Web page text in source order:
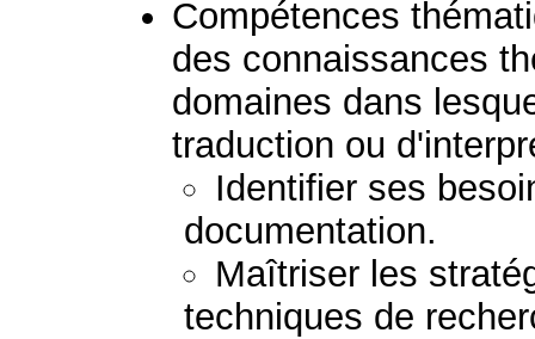
Compétences
des connaissances
domaines dans
traduction ou
Identifier ses
documentation.
Maîtriser les
techniques de